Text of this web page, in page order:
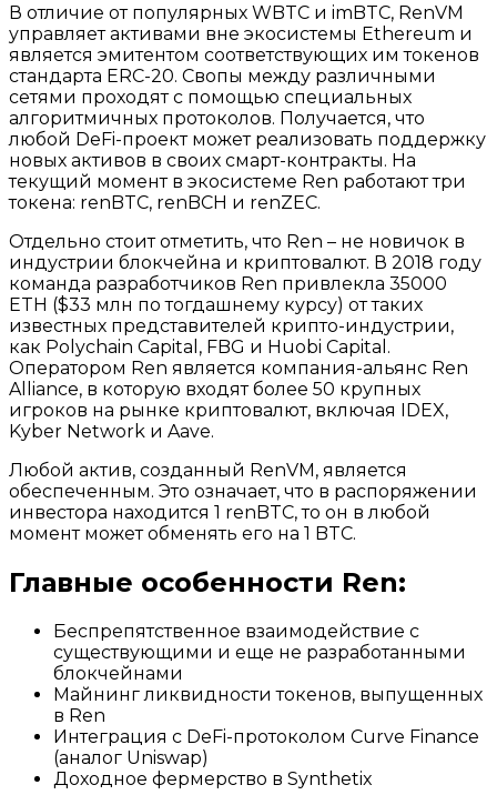
В отличие от популярных WBTC и imBTC, RenVM
управляет активами вне экосистемы Ethereum и
является эмитентом соответствующих им токенов
стандарта ERC-20. Свопы между различными
сетями проходят с помощью специальных
алгоритмичных протоколов. Получается, что
любой DeFi-проект может реализовать поддержку
новых активов в своих смарт-контракты. На
текущий момент в экосистеме Ren работают три
токена: renBTC, renBCH и renZEC.
Отдельно стоит отметить, что Ren – не новичок в
индустрии блокчейна и криптовалют. В 2018 году
команда разработчиков Ren привлекла 35000
ETH ($33 млн по тогдашнему курсу) от таких
известных представителей крипто-индустрии,
как Polychain Capital, FBG и Huobi Capital.
Оператором Ren является компания-альянс Ren
Alliance, в которую входят более 50 крупных
игроков на рынке криптовалют, включая IDEX,
Kyber Network и Aave.
Любой актив, созданный RenVM, является
обеспеченным. Это означает, что в распоряжении
инвестора находится 1 renBTC, то он в любой
момент может обменять его на 1 BTC.
Главные особенности Ren:
Беспрепятственное взаимодействие с
существующими и еще не разработанными
блокчейнами
Майнинг ликвидности токенов, выпущенных
в Ren
Интеграция с DeFi-протоколом Curve Finance
(аналог Uniswap)
Доходное фермерство в Synthetix